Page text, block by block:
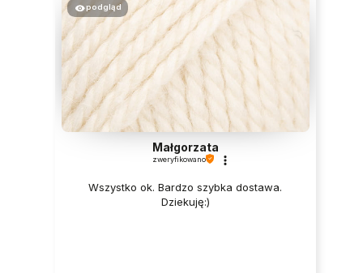
podgląd
Małgorzata
zweryfikowano
Wszystko ok. Bardzo szybka dostawa.
Dziekuję:)